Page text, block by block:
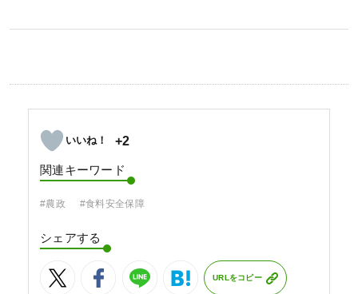
+2
関連キーワード
#農政 #食料安全保障
シェアする
URLをコピー